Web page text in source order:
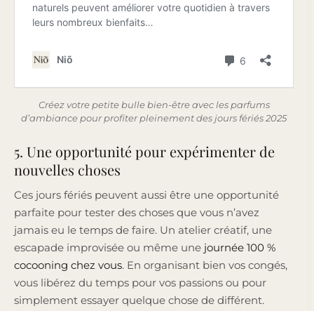
Créez votre petite bulle bien-être avec les parfums
d’ambiance pour profiter pleinement des jours fériés 2025
5. Une opportunité pour expérimenter de
nouvelles choses
Ces jours fériés peuvent aussi être une opportunité
parfaite pour tester des choses que vous n’avez
jamais eu le temps de faire. Un atelier créatif, une
escapade improvisée ou même une journée 100 %
cocooning chez vous. En organisant bien vos congés,
vous libérez du temps pour vos passions ou pour
simplement essayer quelque chose de différent.